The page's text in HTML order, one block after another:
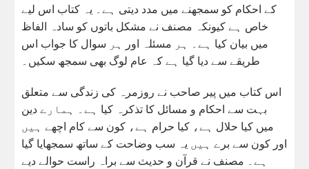
کے احکام کو سمجھنے میں مدد دیتی ہے۔ یہ کتاب اس لیے
خاص ہے کیونکہ مصنف نے مشکل باتوں کو سادہ الفاظ
میں بیان کیا ہے۔ ہر مسئلہ اور ہر سوال کا جواب اس
طریقے سے دیا گیا ہے کہ عام لوگ بھی سمجھ سکیں۔
اس کتاب میں پیر صاحب نے روزمرہ کی زندگی سے متعلق
بہت سے احکام و مسائل کا تذکرہ کیا ہے۔ ہمارے دین
میں کیا حلال ہے، کیا حرام ہے، کون سے کام اچھے ہیں
اور کون سے برے ہیں یہ سب وضاحت کے ساتھ سمجھایا گیا
ہے۔ مصنف نے قرآن و حدیث سے براہ راست حوالے دیے